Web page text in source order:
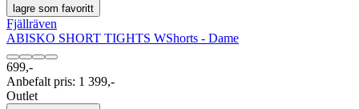
lagre som favoritt
Fjällräven
ABISKO SHORT TIGHTS WShorts - Dame
699,-
Anbefalt pris: 1 399,-
Outlet